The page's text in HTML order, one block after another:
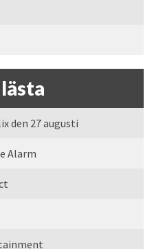
den 27 augusti
Alarm